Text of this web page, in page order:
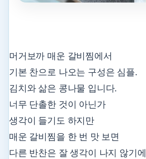
머거보까 매운 갈비찜에서
기본 찬으로 나오는 구성은 심플.
김치와 삶은 콩나물 입니다.
너무 단촐한 것이 아닌가
생각이 들기도 하지만
매운 갈비찜을 한 번 맛 보면
다른 반찬은 잘 생각이 나지 않기에